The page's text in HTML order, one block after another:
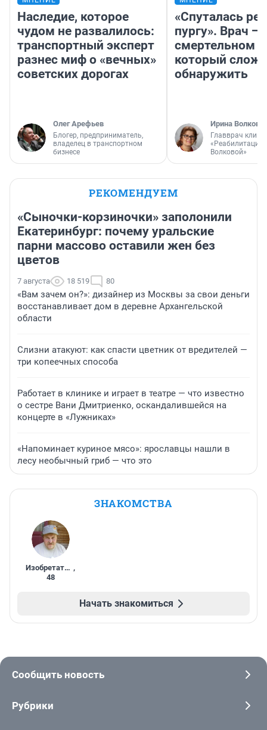
Наследие, которое
чудом не развалилось:
транспортный эксперт
разнес миф о «вечных»
советских дорогах
Олег Арефьев
Блогер, предприниматель,
владелец в транспортном
бизнесе
«Спуталась
пургу». Врач —
смертельном
который
обнаружить
Ирина Волкова
Главврач
«Реабилитация
Волковой»
РЕКОМЕНДУЕМ
«Сыночки-корзиночки» заполонили
Екатеринбург: почему уральские
парни массово оставили жен без
цветов
7 августа 18 519 80
«Вам зачем он?»: дизайнер из Москвы за свои деньги
восстанавливает дом в деревне Архангельской
области
Слизни атакуют: как спасти цветник от вредителей —
три копеечных способа
Работает в клинике и играет в театре — что известно
о сестре Вани Дмитриенко, оскандалившейся на
концерте в «Лужниках»
«Напоминает куриное мясо»: ярославцы нашли в
лесу необычный гриб — что это
ЗНАКОМСТВА
Изобретатель ,
48
Начать знакомиться
Сообщить новость
Рубрики